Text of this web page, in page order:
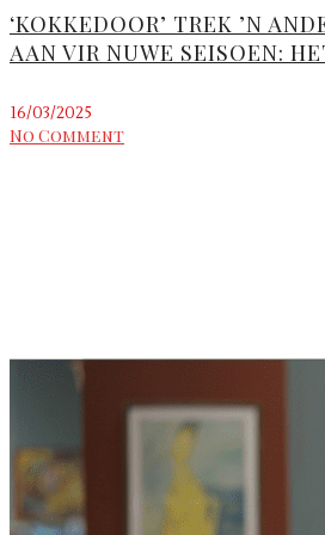
‘KOKKEDOOR’ TREK ’N
AAN VIR NUWE SEISOEN:
16/03/2025
No Comment